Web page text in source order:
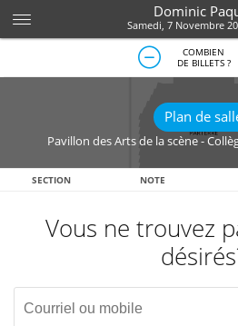
Dominic
Samedi, 7 Novembre
COMBIEN
DE BILLETS ?
Plan de
Pavillon des Arts de la scène -
SECTION NOTE
Vous ne trouvez